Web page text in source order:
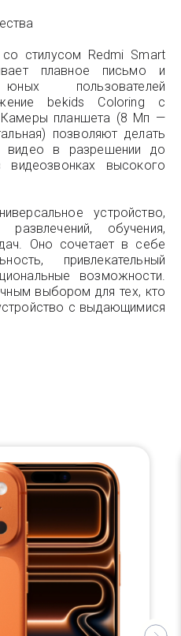
стилусом Redmi Smart
плавное письмо и
пользователей
bekids Coloring с
Камеры планшета (8 Мп —
позволяют делать
видео в разрешении до
высокого
устройство,
обучения,
Оно сочетает в себе
привлекательный
возможности.
выбором для тех, кто
с выдающимися